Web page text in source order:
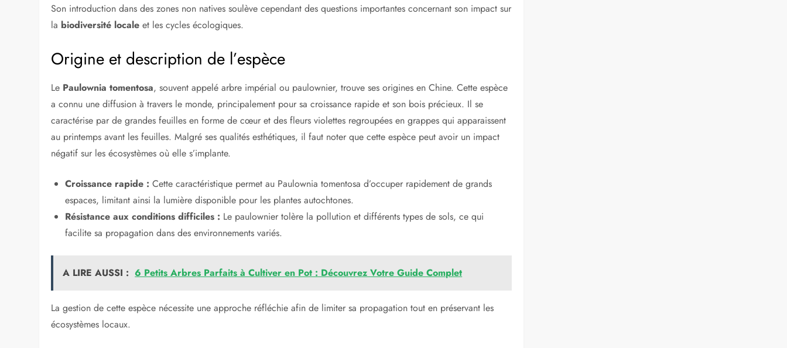
Son introduction dans des zones non natives soulève cependant des questions importantes concernant son impact sur
la biodiversité locale et les cycles écologiques.
Origine et description de l’espèce
Le Paulownia tomentosa, souvent appelé arbre impérial ou paulownier, trouve ses origines en Chine. Cette espèce
a connu une diffusion à travers le monde, principalement pour sa croissance rapide et son bois précieux. Il se
caractérise par de grandes feuilles en forme de cœur et des fleurs violettes regroupées en grappes qui apparaissent
au printemps avant les feuilles. Malgré ses qualités esthétiques, il faut noter que cette espèce peut avoir un impact
négatif sur les écosystèmes où elle s’implante.
Croissance rapide : Cette caractéristique permet au Paulownia tomentosa d’occuper rapidement de grands
espaces, limitant ainsi la lumière disponible pour les plantes autochtones.
Résistance aux conditions difficiles : Le paulownier tolère la pollution et différents types de sols, ce qui
facilite sa propagation dans des environnements variés.
A LIRE AUSSI : 6 Petits Arbres Parfaits à Cultiver en Pot : Découvrez Votre Guide Complet
La gestion de cette espèce nécessite une approche réfléchie afin de limiter sa propagation tout en préservant les
écosystèmes locaux.